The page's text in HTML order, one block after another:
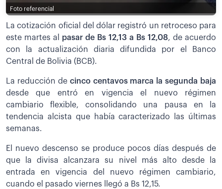
Foto referencial
La cotización oficial del dólar registró un retroceso para
este martes al pasar de Bs 12,13 a Bs 12,08, de acuerdo
con la actualización diaria difundida por el Banco
Central de Bolivia (BCB).
La reducción de cinco centavos marca la segunda baja
desde que entró en vigencia el nuevo régimen
cambiario flexible, consolidando una pausa en la
tendencia alcista que había caracterizado las últimas
semanas.
El nuevo descenso se produce pocos días después de
que la divisa alcanzara su nivel más alto desde la
entrada en vigencia del nuevo régimen cambiario,
cuando el pasado viernes llegó a Bs 12,15.